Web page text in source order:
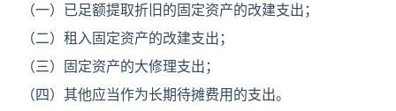
（一）已足额提取折旧的固定资产的改建支出；
（二）租入固定资产的改建支出；
（三）固定资产的大修理支出；
（四）其他应当作为长期待摊费用的支出。